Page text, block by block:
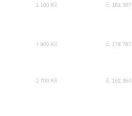
2 100 Kč č. 182 387
4 900 Kč č. 178 787
2 700 Kč č. 182 354